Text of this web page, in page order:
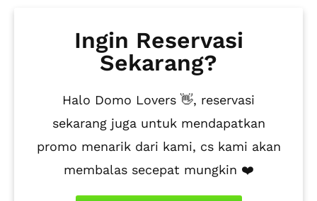
Ingin Reservasi
Sekarang?
Halo Domo Lovers 👋, reservasi
sekarang juga untuk mendapatkan
promo menarik dari kami, cs kami akan
membalas secepat mungkin ❤️